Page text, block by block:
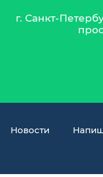
г. Санкт-
Новости